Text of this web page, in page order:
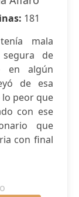
181
mala
de
en algún
de esa
lo peor que
con ese
que
con final